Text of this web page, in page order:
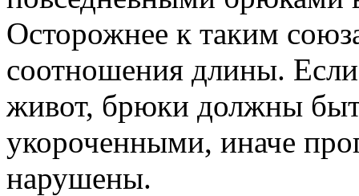
Осторожнее к таким
соотношения длины.
живот, брюки должны
укороченными, иначе
нарушены.